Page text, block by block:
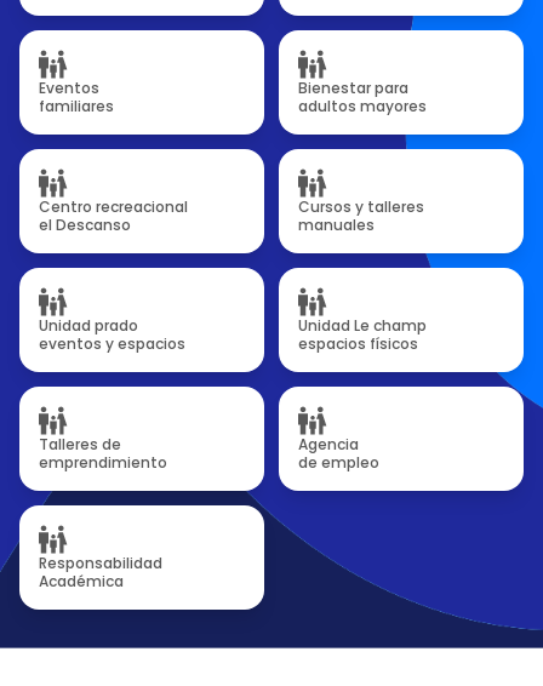
Eventos
familiares
Bienestar para
adultos mayores
Centro recreacional
el Descanso
Cursos y talleres
manuales
Unidad prado
eventos y espacios
Unidad Le champ
espacios físicos
Talleres de
emprendimiento
Agencia
de empleo
Responsabilidad
Académica